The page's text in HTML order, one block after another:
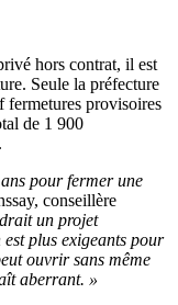
hors contrat, il est
Seule la préfecture
fermetures provisoires
de 1 900
pour fermer une
conseillère
un projet
plus exigeants pour
ouvrir sans même
aberrant. »